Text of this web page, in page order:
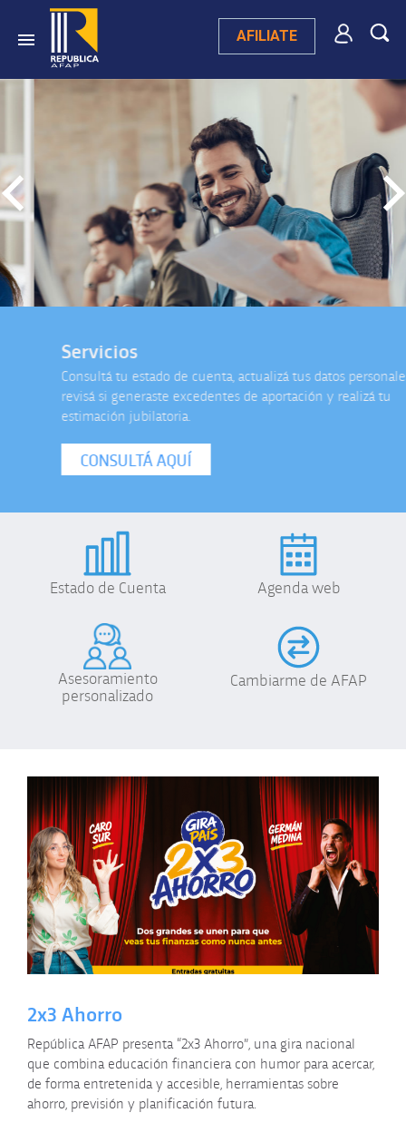
AFILIATE
Servicios
Consultá tu estado de cuenta, actualizá tus datos personales,
revisá si generaste excedentes de aportación y realizá tu
estimación jubilatoria.
CONSULTÁ AQUÍ
Estado de Cuenta Agenda web
Asesoramiento
personalizado
Cambiarme de AFAP
2x3 Ahorro
República AFAP presenta “2x3 Ahorro”, una gira nacional
que combina educación financiera con humor para acercar,
de forma entretenida y accesible, herramientas sobre
ahorro, previsión y planificación futura.